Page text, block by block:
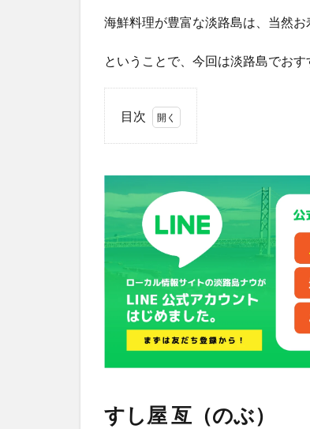
海鮮料理が豊富な淡路島は、当然お
ということで、今回は淡路島でお
目次
屋
（の
ぶ）
2
屋
酢
店
寿司
源平
すし屋 亙（のぶ）